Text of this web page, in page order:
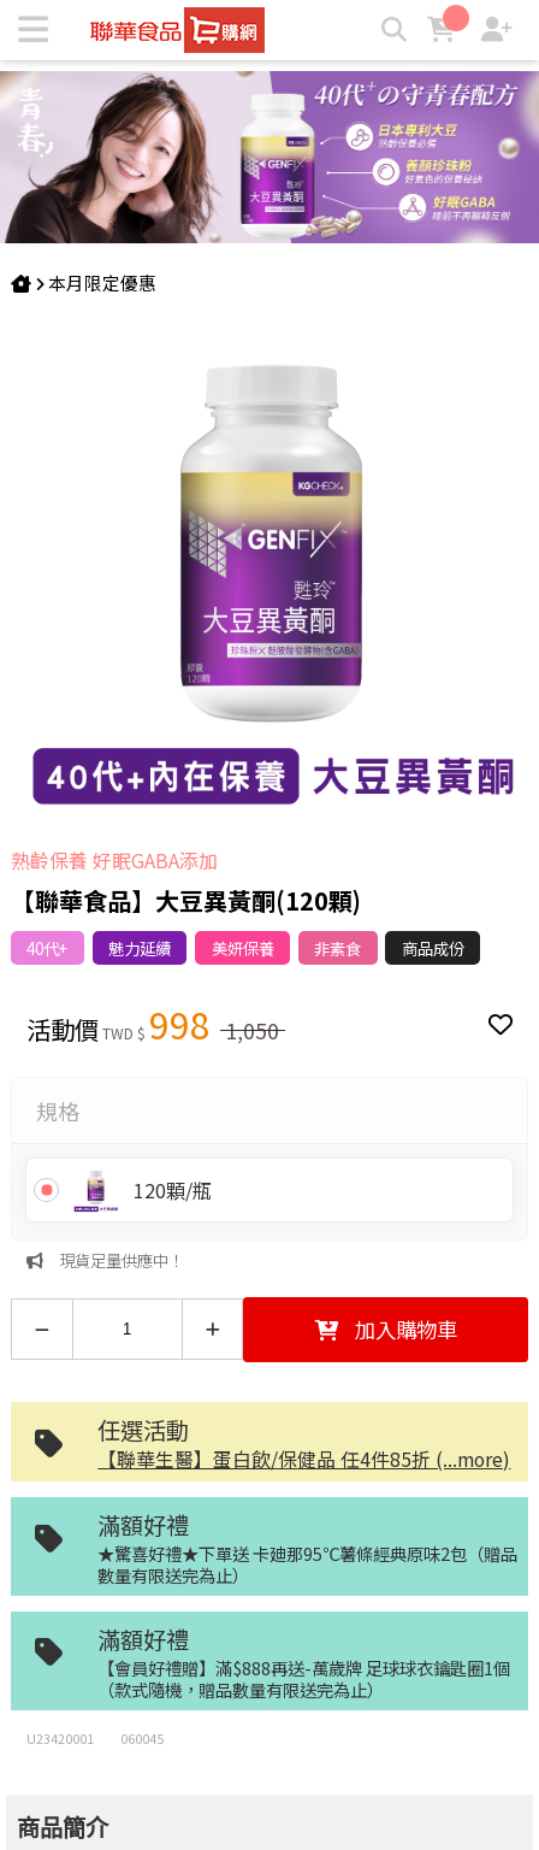
【聯華食品】大豆異黃酮(120顆) | ★聯華食品e購網★
本月限定優惠
熟齡保養 好眠GABA添加
【聯華食品】大豆異黃酮(120顆)
40代+ 魅力延續 美妍保養 非素食 商品成份
活動價TWD $ 998 1,050
規格
120顆/瓶
現貨足量供應中！
加入購物車
任選活動
【聯華生醫】蛋白飲/保健品 任4件85折 (...more)
滿額好禮
★驚喜好禮★下單送 卡廸那95℃薯條經典原味2包（贈品
數量有限送完為止）
滿額好禮
【會員好禮贈】滿$888再送-萬歲牌 足球球衣鑰匙圈1個
（款式隨機，贈品數量有限送完為止）
U23420001 060045
商品簡介